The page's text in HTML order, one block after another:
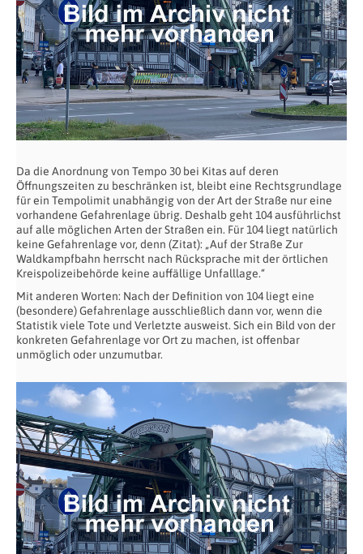
Da die Anordnung von Tempo 30 bei Kitas auf deren
Öffnungszeiten zu beschränken ist, bleibt eine Rechtsgrundlage
für ein Tempolimit unabhängig von der Art der Straße nur eine
vorhandene Gefahrenlage übrig. Deshalb geht 104 ausführlichst
auf alle möglichen Arten der Straßen ein. Für 104 liegt natürlich
keine Gefahrenlage vor, denn (Zitat): „Auf der Straße Zur
Waldkampfbahn herrscht nach Rücksprache mit der örtlichen
Kreispolizeibehörde keine auffällige Unfalllage.“
Mit anderen Worten: Nach der Definition von 104 liegt eine
(besondere) Gefahrenlage ausschließlich dann vor, wenn die
Statistik viele Tote und Verletzte ausweist. Sich ein Bild von der
konkreten Gefahrenlage vor Ort zu machen, ist offenbar
unmöglich oder unzumutbar.